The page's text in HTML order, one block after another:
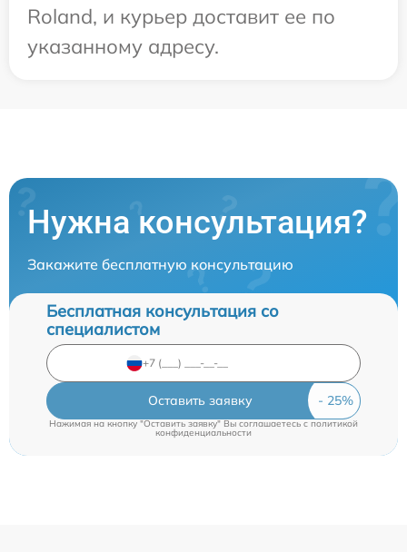
Roland, и курьер доставит ее по
указанному адресу.
Нужна консультация?
Закажите бесплатную консультацию
Бесплатная консультация со
специалистом
Оставить заявку
Нажимая на кнопку "Оставить заявку" Вы соглашаетесь cполитикой
конфиденциальности